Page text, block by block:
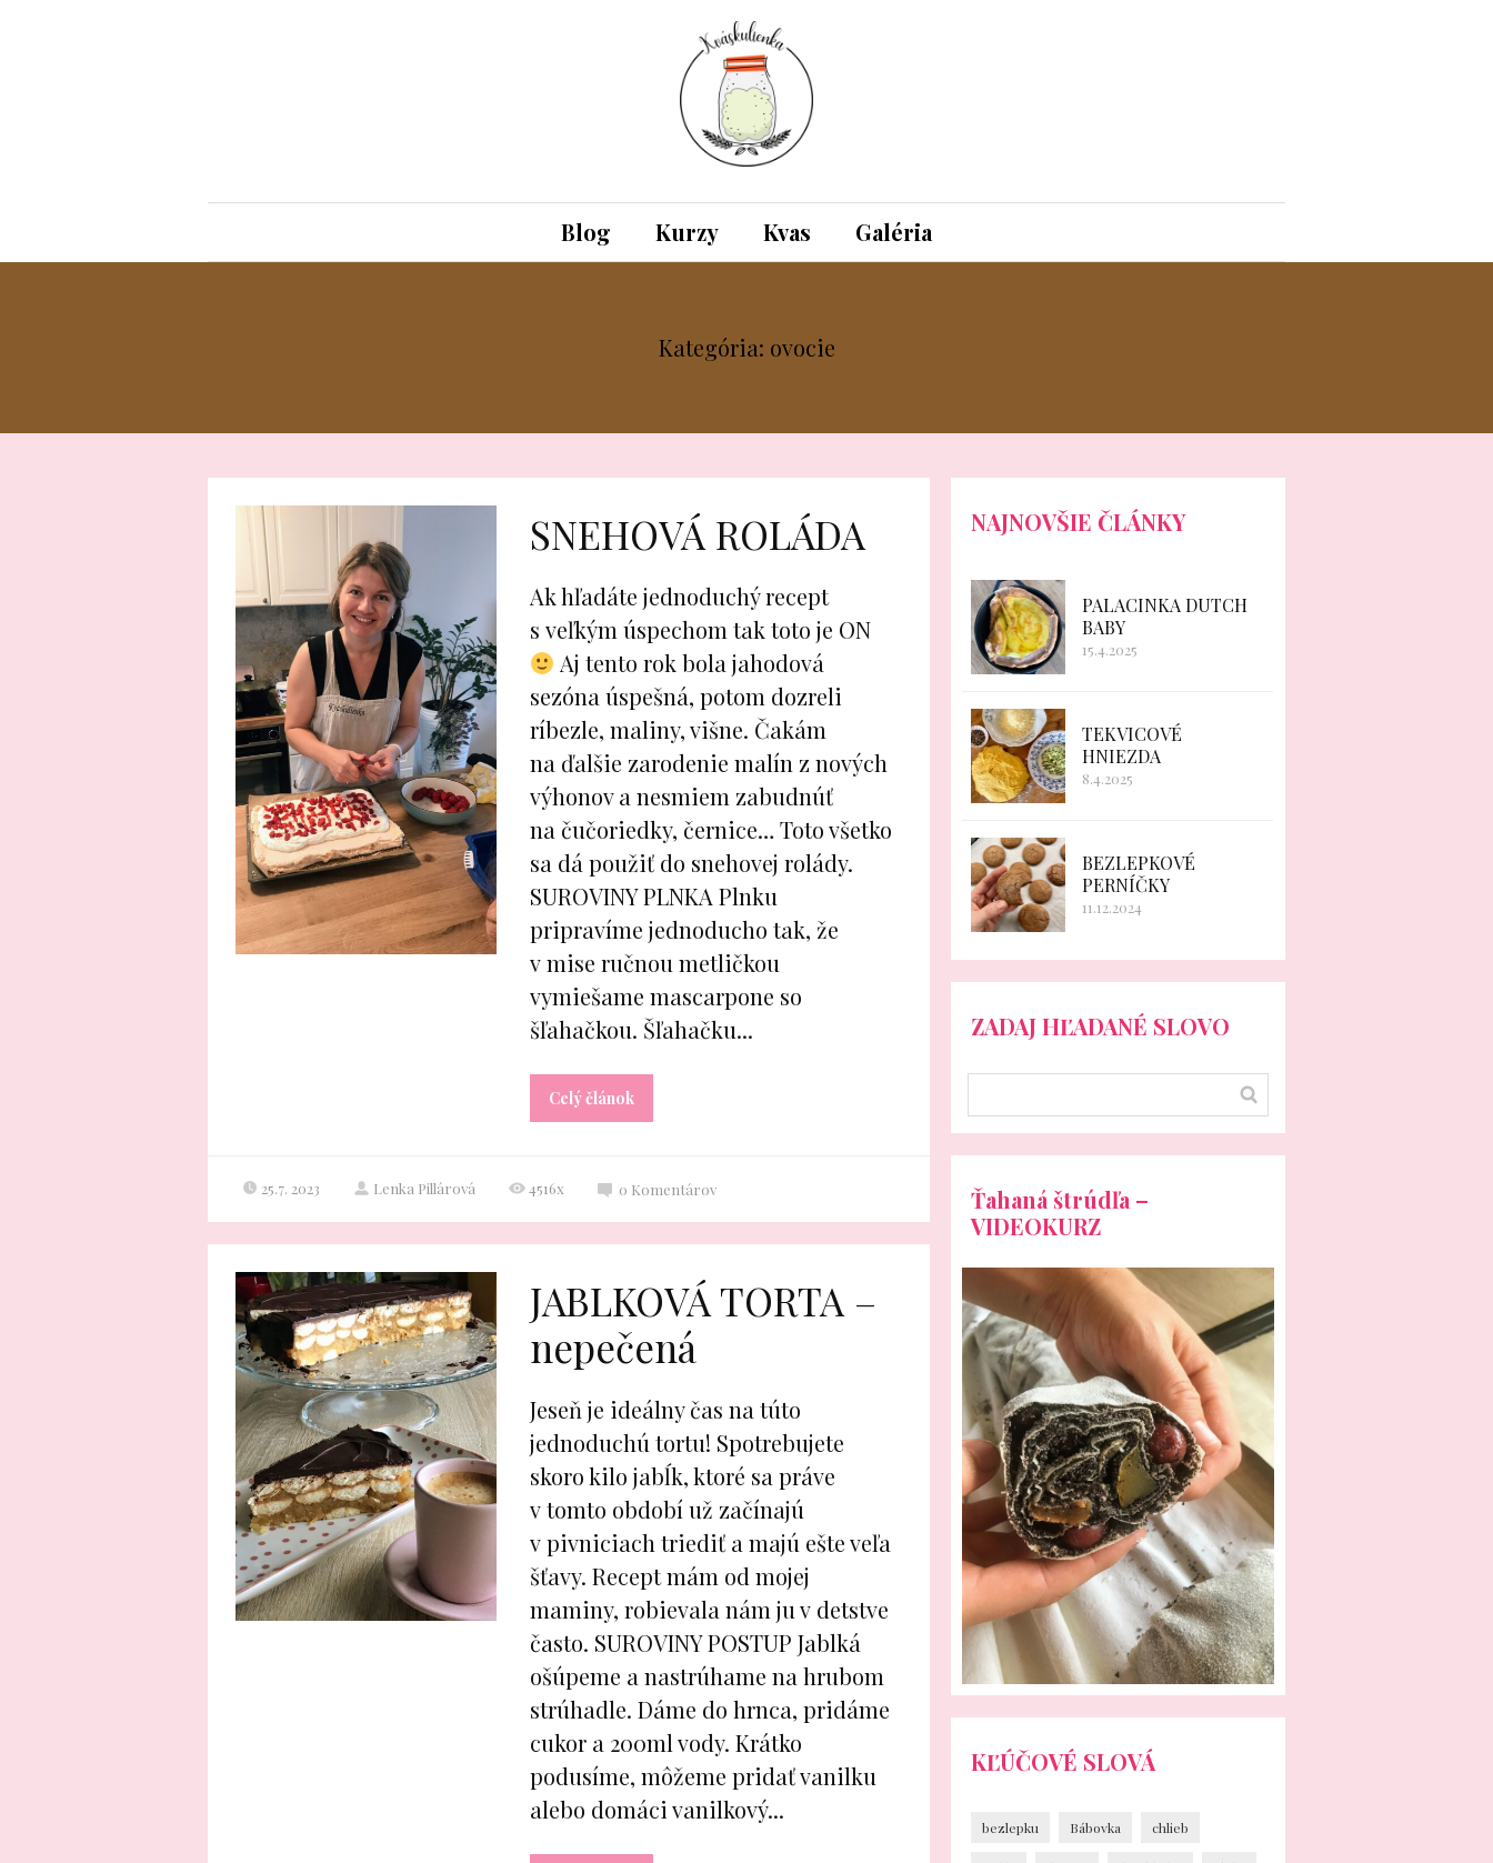
Blog Kurzy Kvas Galéria
Kategória: ovocie
SNEHOVÁ ROLÁDA
Ak hľadáte jednoduchý recept
s veľkým úspechom tak toto je ON
Aj tento rok bola jahodová
sezóna úspešná, potom dozreli
ríbezle, maliny, višne. Čakám
na ďalšie zarodenie malín z nových
výhonov a nesmiem zabudnúť
na čučoriedky, černice… Toto všetko
sa dá použiť do snehovej rolády.
SUROVINY PLNKA Plnku
pripravíme jednoducho tak, že
v mise ručnou metličkou
vymiešame mascarpone so
šľahačkou. Šľahačku...
Celý článok
25.7. 2023 Lenka Pillárová 4516x 0 Komentárov
JABLKOVÁ TORTA –
nepečená
Jeseň je ideálny čas na túto
jednoduchú tortu! Spotrebujete
skoro kilo jabĺk, ktoré sa práve
v tomto období už začínajú
v pivniciach triediť a majú ešte veľa
šťavy. Recept mám od mojej
maminy, robievala nám ju v detstve
často. SUROVINY POSTUP Jablká
ošúpeme a nastrúhame na hrubom
strúhadle. Dáme do hrnca, pridáme
cukor a 200ml vody. Krátko
podusíme, môžeme pridať vanilku
alebo domáci vanilkový...
NAJNOVŠIE ČLÁNKY
PALACINKA DUTCH
BABY
15.4.2025
TEKVICOVÉ
HNIEZDA
8.4.2025
BEZLEPKOVÉ
PERNÍČKY
11.12.2024
ZADAJ HĽADANÉ SLOVO
Ťahaná štrúdľa –
VIDEOKURZ
KĽÚČOVÉ SLOVÁ
bezlepku Bábovka chlieb